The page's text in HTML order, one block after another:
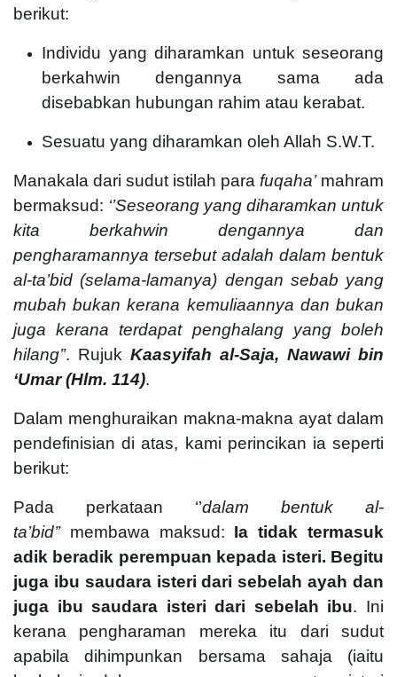
berikut:
Individu yang diharamkan untuk seseorang
berkahwin dengannya sama ada
disebabkan hubungan rahim atau kerabat.
Sesuatu yang diharamkan oleh Allah S.W.T.
Manakala dari sudut istilah para fuqaha’ mahram
bermaksud: ‘’Seseorang yang diharamkan untuk
kita berkahwin dengannya dan
pengharamannya tersebut adalah dalam bentuk
al-ta’bid (selama-lamanya) dengan sebab yang
mubah bukan kerana kemuliaannya dan bukan
juga kerana terdapat penghalang yang boleh
hilang’’. Rujuk Kaasyifah al-Saja, Nawawi bin
‘Umar (Hlm. 114).
Dalam menghuraikan makna-makna ayat dalam
pendefinisian di atas, kami perincikan ia seperti
berikut:
Pada perkataan ‘’dalam bentuk al-
ta’bid’’ membawa maksud: Ia tidak termasuk
adik beradik perempuan kepada isteri. Begitu
juga ibu saudara isteri dari sebelah ayah dan
juga ibu saudara isteri dari sebelah ibu. Ini
kerana pengharaman mereka itu dari sudut
apabila dihimpunkan bersama sahaja (iaitu